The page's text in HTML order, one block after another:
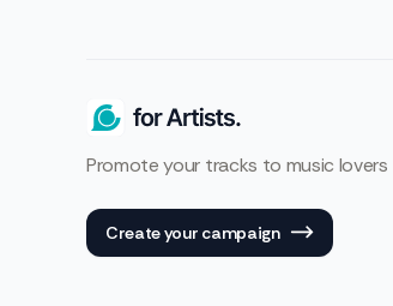
Promote your tracks to music lovers
Create your campaign